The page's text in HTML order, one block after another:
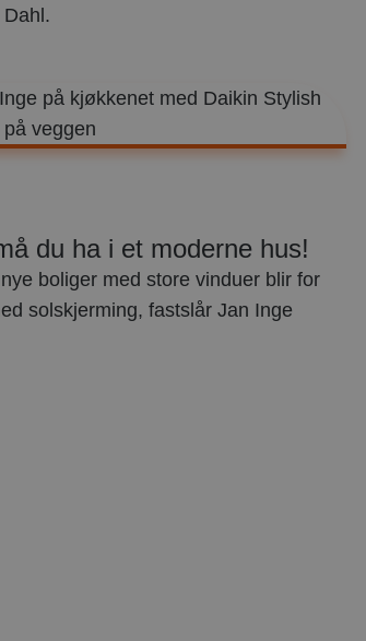
Dahl.
du ha i et moderne hus!
boliger med store vinduer blir for
solskjerming, fastslår Jan Inge